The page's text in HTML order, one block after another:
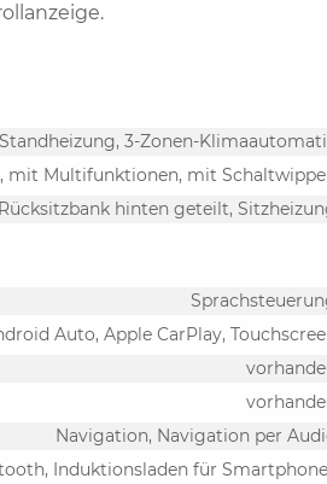
Standheizung, 3-Zonen-
mit Multifunktionen, mit
hinten geteilt,
Auto, Apple CarPlay,
Navigation, Navigation per
Induktionsladen für